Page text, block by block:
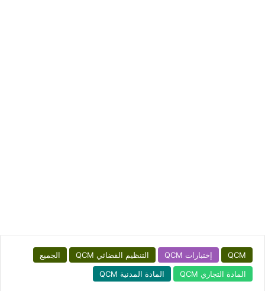
QCM إختبارات QCM التنظيم القضائي QCM
الجميع
المادة التجاري QCM
المادة المدنية QCM